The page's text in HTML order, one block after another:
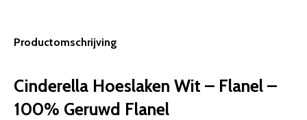
Productomschrijving
Cinderella Hoeslaken Wit – Flanel –
100% Geruwd Flanel